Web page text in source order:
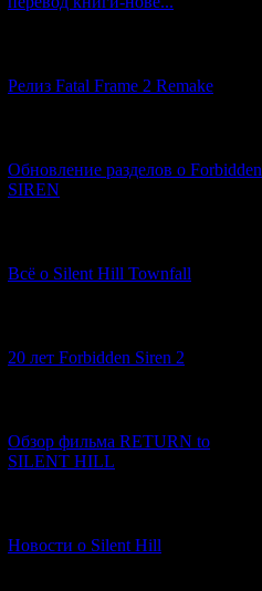
Релиз Fatal Frame 2 Remake
Обновление разделов о Forbidden
SIREN
Всё о Silent Hill Townfall
20 лет Forbidden Siren 2
Обзор фильма RETURN to
SILENT HILL
Новости о Silent Hill